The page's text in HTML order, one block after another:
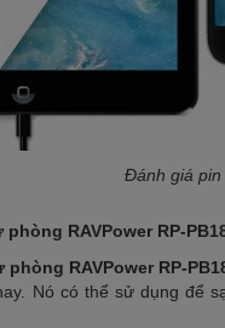
Đánh giá pin
RAVPower RP-
RAVPower RP-
Nó có thể sử dụng để